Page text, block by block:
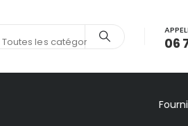
Toutes les catégories 06